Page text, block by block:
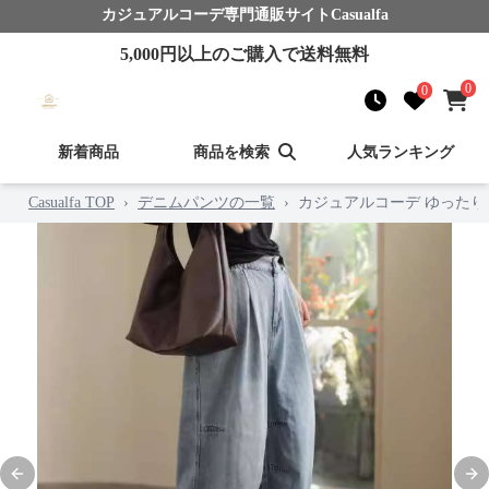
カジュアルコーデ専門通販サイト Casualfa
5,000円以上のご購入で送料無料
0 0
新着商品 商品を検索 人気ランキング
Casualfa TOP › デニムパンツの一覧 › カジュアルコーデ ゆった
Previous slide